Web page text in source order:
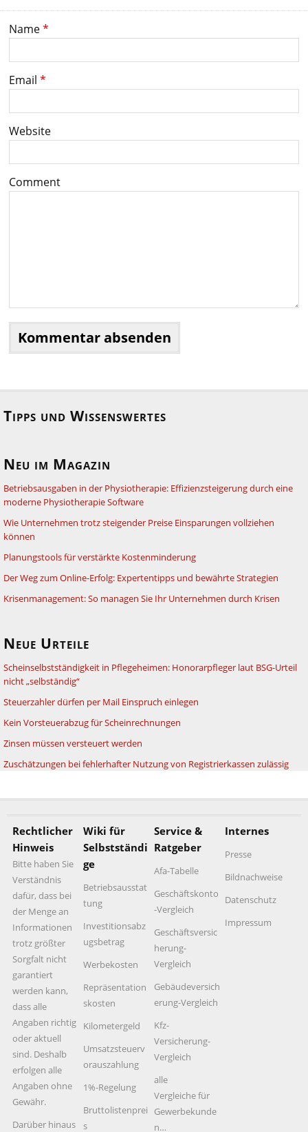
Name*
Email *
Website
Comment
Tipps und Wissenswertes
Neu im Magazin
Betriebsausgaben in der Physiotherapie: Effizienzsteigerung durch eine
moderne Physiotherapie Software
Wie Unternehmen trotz steigender Preise Einsparungen vollziehen
können
Planungstools für verstärkte Kostenminderung
Der Weg zum Online-Erfolg: Expertentipps und bewährte Strategien
Krisenmanagement: So managen Sie Ihr Unternehmen durch Krisen
Neue Urteile
Scheinselbstständigkeit in Pflegeheimen: Honorarpfleger laut BSG-Urteil
nicht „selbständig“
Steuerzahler dürfen per Mail Einspruch einlegen
Kein Vorsteuerabzug für Scheinrechnungen
Zinsen müssen versteuert werden
Zuschätzungen bei fehlerhafter Nutzung von Registrierkassen zulässig
Rechtlicher
Hinweis
Bitte haben Sie
Verständnis
dafür, dass bei
der Menge an
Informationen
trotz größter
Sorgfalt nicht
garantiert
werden kann,
dass alle
Angaben richtig
oder aktuell
sind. Deshalb
erfolgen alle
Angaben ohne
Gewähr.
Darüber hinaus
Wiki für
Selbstständi
ge
Betriebsausstat
tung
Investitionsabz
ugsbetrag
Werbekosten
Repräsentation
skosten
Kilometergeld
Umsatzsteuerv
orauszahlung
1%-Regelung
Bruttolistenprei
s
Service &
Ratgeber
Afa-Tabelle
Geschäftskonto
-Vergleich
Geschäftsversic
herung-
Vergleich
Gebäudeversich
erung-Vergleich
Kfz-
Versicherung-
Vergleich
alle
Vergleiche für
Gewerbekunde
n…
Internes
Presse
Bildnachweise
Datenschutz
Impressum